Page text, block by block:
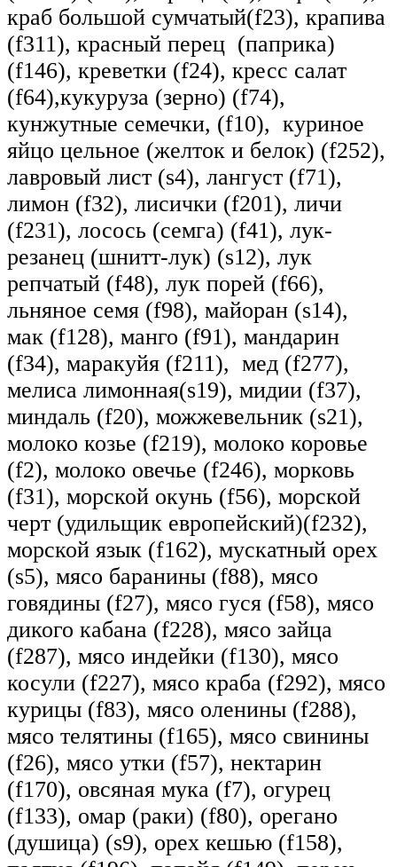
краб большой сумчатый(f23), крапива
(f311), красный перец (паприка)
(f146), креветки (f24), кресс салат
(f64),кукуруза (зерно) (f74),
кунжутные семечки, (f10), куриное
яйцо цельное (желток и белок) (f252),
лавровый лист (s4), лангуст (f71),
лимон (f32), лисички (f201), личи
(f231), лосось (семга) (f41), лук-
резанец (шнитт-лук) (s12), лук
репчатый (f48), лук порей (f66),
льняное семя (f98), майоран (s14),
мак (f128), манго (f91), мандарин
(f34), маракуйя (f211), мед (f277),
мелиcа лимонная(s19), мидии (f37),
миндаль (f20), можжевельник (s21),
молоко козье (f219), молоко коровье
(f2), молоко овечье (f246), морковь
(f31), морской окунь (f56), морской
черт (удильщик европейский)(f232),
морской язык (f162), мускатный орех
(s5), мясо баранины (f88), мясо
говядины (f27), мясо гуся (f58), мясо
дикого кабана (f228), мясо зайца
(f287), мясо индейки (f130), мясо
косули (f227), мясо краба (f292), мясо
курицы (f83), мясо оленины (f288),
мясо телятины (f165), мясо свинины
(f26), мясо утки (f57), нектарин
(f170), овсяная мука (f7), огурец
(f133), омар (раки) (f80), орегано
(душица) (s9), орех кешью (f158),